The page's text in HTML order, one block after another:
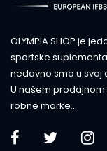
OLYMPIA SHOP je
sportske
nedavno smo u svoj
U našem
robne marke...